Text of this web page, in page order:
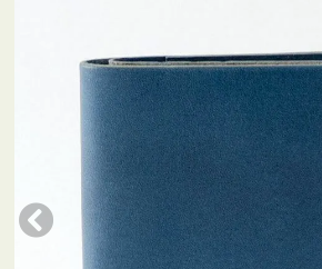
カテゴリから探す
ブランドから探す
容量から探す
泊数から探す